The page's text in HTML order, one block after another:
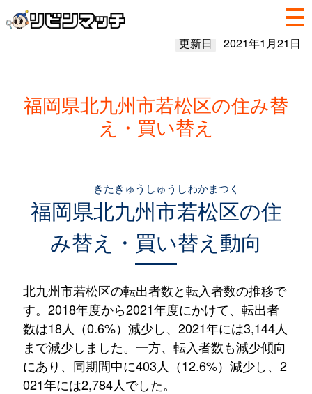
更新日 2021年1月21日
福岡県北九州市若松区の住み替
え・買い替え
福岡県北九州市若松区
きたきゅうしゅうしわかまつく
の住
み替え・買い替え動向
北九州市若松区の転出者数と転入者数の推移で
す。2018年度から2021年度にかけて、転出者
数は18人（0.6%）減少し、2021年には3,144人
まで減少しました。一方、転入者数も減少傾向
にあり、同期間中に403人（12.6%）減少し、2
021年には2,784人でした。